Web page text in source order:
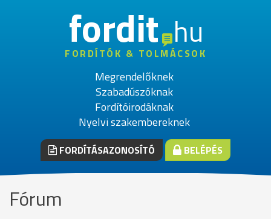
fordithu
FORDÍTÓK & TOLMÁCSOK
Megrendelőknek
Szabadúszóknak
Fordítóirodáknak
Nyelvi szakembereknek
FORDÍTÁSAZONOSÍTÓ BELÉPÉS
Fórum